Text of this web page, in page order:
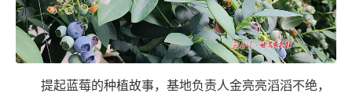
提起蓝莓的种植故事，基地负责人金亮亮滔滔不绝，